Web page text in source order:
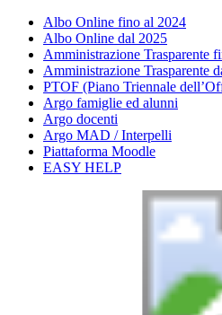
Albo Online fino al 2024
Albo Online dal 2025
Amministrazione Trasparente
Amministrazione Trasparente
PTOF (Piano Triennale
Argo famiglie ed alunni
Argo docenti
Argo MAD / Interpelli
Piattaforma Moodle
EASY HELP